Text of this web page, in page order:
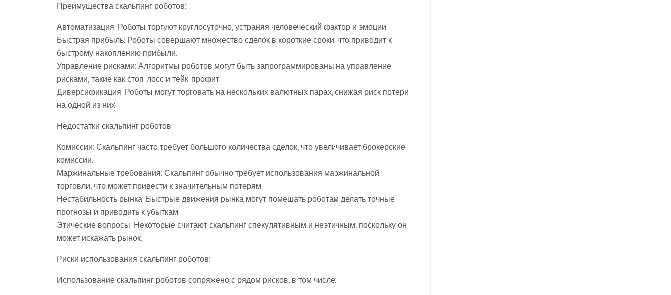
Преимущества скальпинг роботов:
Автоматизация: Роботы торгуют круглосуточно, устраняя человеческий фактор и эмоции.
Быстрая прибыль: Роботы совершают множество сделок в короткие сроки, что приводит к
быстрому накоплению прибыли.
Управление рисками: Алгоритмы роботов могут быть запрограммированы на управление
рисками, такие как стоп-лосс и тейк-профит.
Диверсификация: Роботы могут торговать на нескольких валютных парах, снижая риск потери
на одной из них.
Недостатки скальпинг роботов:
Комиссии: Скальпинг часто требует большого количества сделок, что увеличивает брокерские
комиссии.
Маржинальные требования: Скальпинг обычно требует использования маржинальной
торговли, что может привести к значительным потерям.
Нестабильность рынка: Быстрые движения рынка могут помешать роботам делать точные
прогнозы и приводить к убыткам.
Этические вопросы: Некоторые считают скальпинг спекулятивным и неэтичным, поскольку он
может искажать рынок.
Риски использования скальпинг роботов:
Использование скальпинг роботов сопряжено с рядом рисков, в том числе: